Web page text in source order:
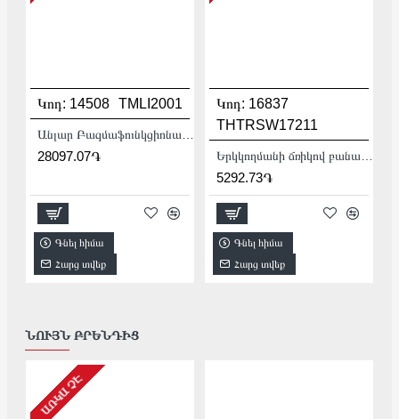
Կոդ: 14508 TMLI2001
28097.07֏
Գնել հիմա
Հարց տվեք
Կոդ: 16837
THTRSW17211
5292.73֏
Գնել հիմա
Հարց տվեք
ՆՈՒՅՆ ԲՐԵՆԴԻՑ
ԱՌԿԱ ՉԷ